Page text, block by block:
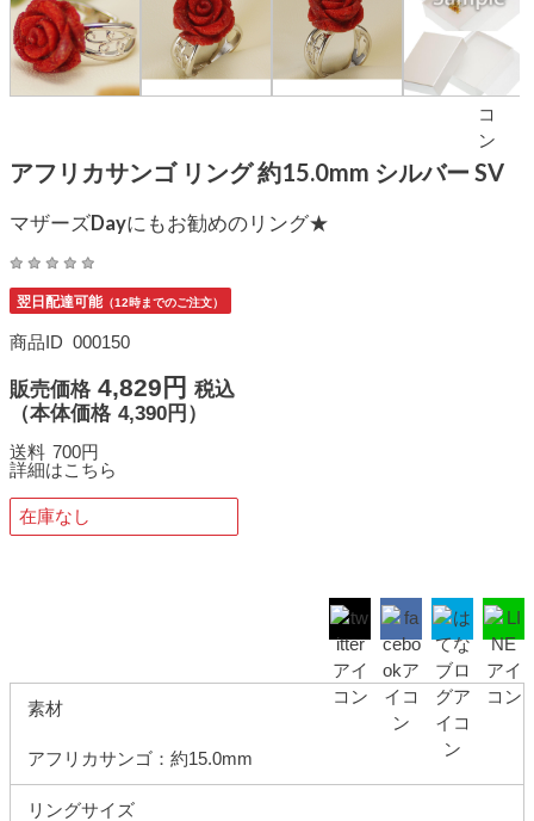
アフリカサンゴ リング 約15.0mm シルバー SV
マザーズDayにもお勧めのリング★
翌日配達可能（12時までのご注文）
商品ID 000150
販売価格 4,829円 税込
（本体価格 4,390円）
送料 700円
詳細はこちら
在庫なし
素材
アフリカサンゴ：約15.0mm
リングサイズ